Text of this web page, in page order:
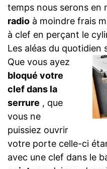
temps nous serons en
radio à moindre frais
à clef en perçant le
Les aléas du quotidien
Que vous ayez
bloqué votre
clef dans la
serrure , que
vous ne
puissiez ouvrir
votre porte celle-ci
avec une clef dans le